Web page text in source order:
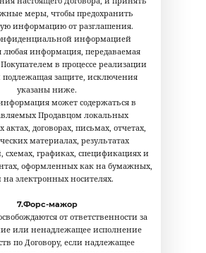
меры, чтобы предохранить
информацию от разглашения.
информацией
любая информация, передаваемая
в процессе реализации
подлежащая защите, исключения
указаны ниже.
может содержаться в
Продавцом локальных
договорах, письмах, отчетах,
материалах, результатах
схемах, графиках, спецификациях и
оформленных как на бумажных,
на электронных носителях.
7.Форс-мажор
от ответственности за
или ненадлежащее исполнение
по Договору, если надлежащее